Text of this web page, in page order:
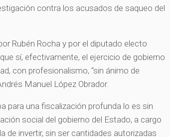
contra los acusados de saqueo del
Rubén Rocha y por el diputado electo
sí, efectivamente, el ejercicio de gobierno
con profesionalismo, “sin ánimo de
Manuel López Obrador.
para una fiscalización profunda lo es sin
social del gobierno del Estado, a cargo
de invertir, sin ser cantidades autorizadas